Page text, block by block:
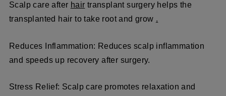
Scalp care after hair transplant surgery helps the
transplanted hair to take root and grow .
Reduces Inflammation: Reduces scalp inflammation
and speeds up recovery after surgery.
Stress Relief: Scalp care promotes relaxation and